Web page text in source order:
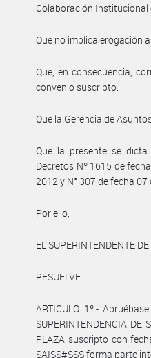
Colaboración
Que no implica erogación
Que, en consecuencia,
convenio suscripto.
Que la Gerencia de
Que la presente se
Decretos Nº 1615 de
2012 y N° 307 de fecha
Por ello,
EL SUPERINTENDENTE
RESUELVE:
ARTICULO 1º.-
SUPERINTENDENCIA DE
PLAZA suscripto con
SAISS#SSS forma parte